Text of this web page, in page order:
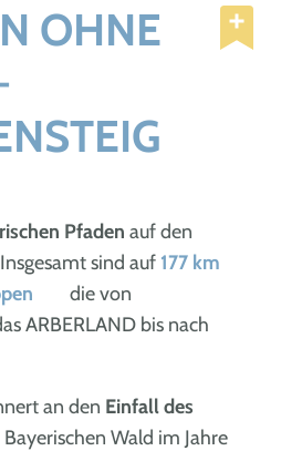
OHNE
Pfaden auf den
sind auf 177 km
die von
ARBERLAND bis nach
an den Einfall des
Wald im Jahre